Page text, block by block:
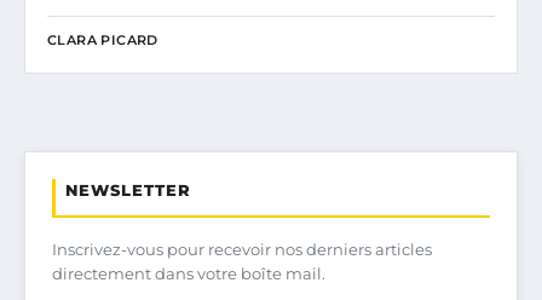
CLARA PICARD
NEWSLETTER
Inscrivez-vous pour recevoir nos derniers articles
directement dans votre boîte mail.